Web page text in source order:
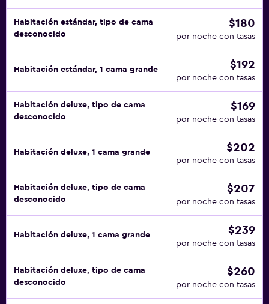
Habitación estándar, tipo de cama
desconocido
$180
por noche con tasas
Habitación estándar, 1 cama grande $192
por noche con tasas
Habitación deluxe, tipo de cama
desconocido
$169
por noche con tasas
Habitación deluxe, 1 cama grande $202
por noche con tasas
Habitación deluxe, tipo de cama
desconocido
$207
por noche con tasas
Habitación deluxe, 1 cama grande $239
por noche con tasas
Habitación deluxe, tipo de cama
desconocido
$260
por noche con tasas